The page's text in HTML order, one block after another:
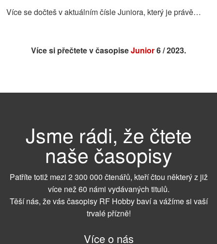
Více se dočteš v aktuálním čísle Juniora, který je právě…
Více si přečtete v časopiseJunior6 / 2023.
Jsme rádi, že čtete
naše časopisy
Patříte totiž mezi 2 300 000 čtenářů, kteří čtou některý z již
více než 60 námi vydávaných titulů.
Těší nás, že vás časopisy RF Hobby baví a vážíme si vaší
trvalé přízně!
Více o nás